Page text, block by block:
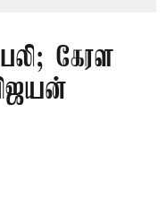
கேரள